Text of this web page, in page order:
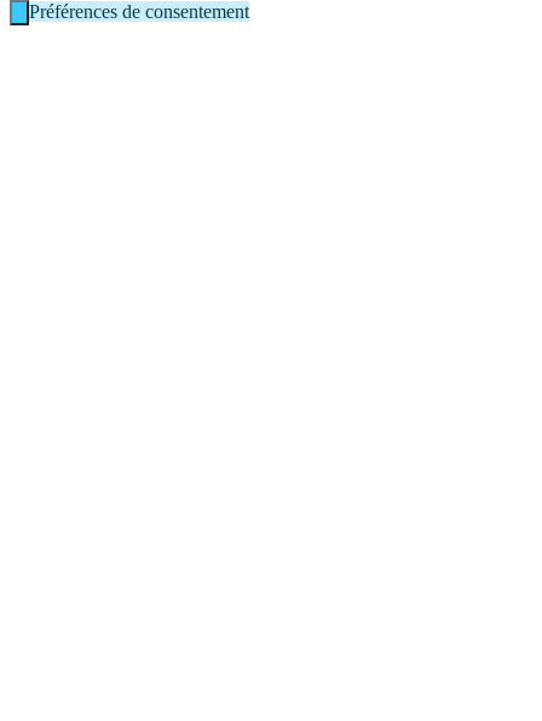
Préférences de consentement